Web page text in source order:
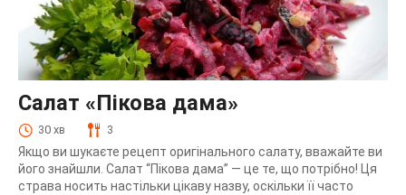
Салат «Пікова дама»
30 хв 3
Якщо ви шукаєте рецепт оригінального салату, вважайте ви
його знайшли. Салат “Пікова дама” — це те, що потрібно! Ця
страва носить настільки цікаву назву, оскільки її часто